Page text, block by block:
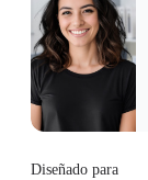
Diseñado para